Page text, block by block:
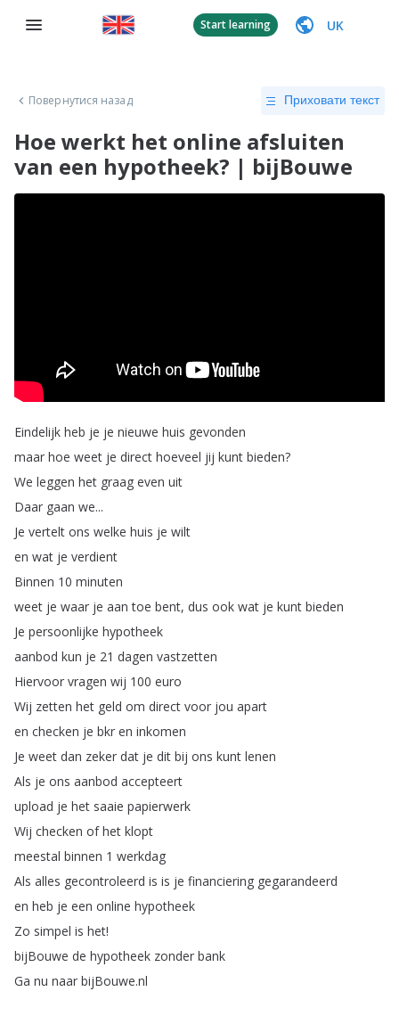
Start learning UK
Повернутися назад Приховати текст
Hoe werkt het online afsluiten
van een hypotheek? | bijBouwe
Eindelijk heb je je nieuwe huis gevonden
maar hoe weet je direct hoeveel jij kunt bieden?
We leggen het graag even uit
Daar gaan we...
Je vertelt ons welke huis je wilt
en wat je verdient
Binnen 10 minuten
weet je waar je aan toe bent, dus ook wat je kunt bieden
Je persoonlijke hypotheek
aanbod kun je 21 dagen vastzetten
Hiervoor vragen wij 100 euro
Wij zetten het geld om direct voor jou apart
en checken je bkr en inkomen
Je weet dan zeker dat je dit bij ons kunt lenen
Als je ons aanbod accepteert
upload je het saaie papierwerk
Wij checken of het klopt
meestal binnen 1 werkdag
Als alles gecontroleerd is is je financiering gegarandeerd
en heb je een online hypotheek
Zo simpel is het!
bijBouwe de hypotheek zonder bank
Ga nu naar bijBouwe.nl